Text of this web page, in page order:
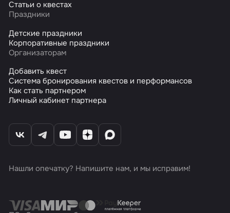
Статьи о квестах
Праздники
Детские праздники
Корпоративные праздники
Организаторам
Добавить квест
Система бронирования квестов и перформансов
Как стать партнером
Личный кабинет партнера
Нашли опечатку? Напишите нам, и мы исправим!